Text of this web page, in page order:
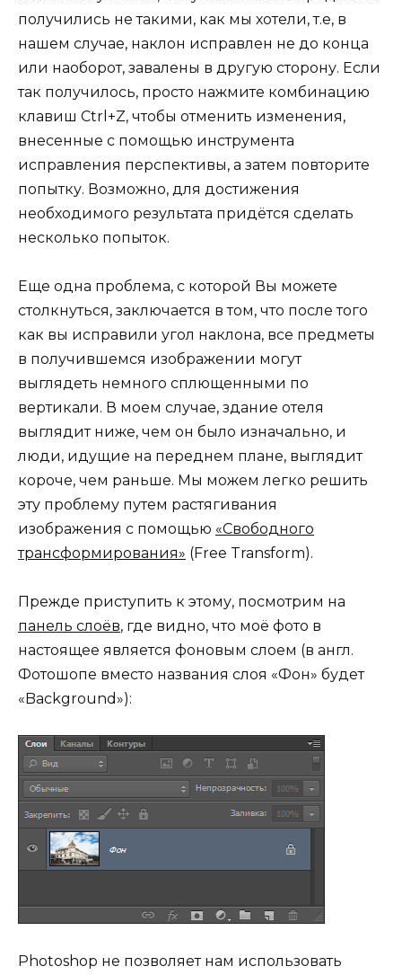
получились не такими, как мы хотели, т.е, в
нашем случае, наклон исправлен не до конца
или наоборот, завалены в другую сторону. Если
так получилось, просто нажмите комбинацию
клавиш Ctrl+Z, чтобы отменить изменения,
внесенные с помощью инструмента
исправления перспективы, а затем повторите
попытку. Возможно, для достижения
необходимого результата придётся сделать
несколько попыток.
Еще одна проблема, с которой Вы можете
столкнуться, заключается в том, что после того
как вы исправили угол наклона, все предметы
в получившемся изображении могут
выглядеть немного сплющенными по
вертикали. В моем случае, здание отеля
выглядит ниже, чем он было изначально, и
люди, идущие на переднем плане, выглядит
короче, чем раньше. Мы можем легко решить
эту проблему путем растягивания
изображения с помощью «Свободного
трансформирования» (Free Transform).
Прежде приступить к этому, посмотрим на
панель слоёв, где видно, что моё фото в
настоящее является фоновым слоем (в англ.
Фотошопе вместо названия слоя «Фон» будет
«Background»):
Photoshop не позволяет нам использовать